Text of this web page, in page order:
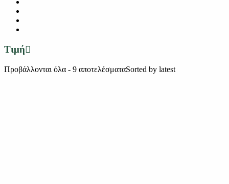
Τιμή
Προβάλλονται όλα - 9 αποτελέσματαSorted by latest